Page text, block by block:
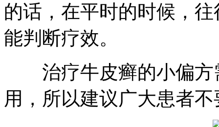
的话，在平时的时候，
能判断疗效。
治疗牛皮癣的小偏方
用，所以建议广大患者